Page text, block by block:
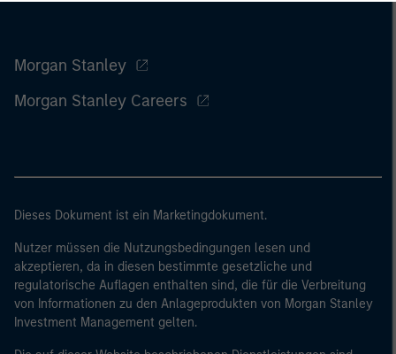
Morgan Stanley
Morgan Stanley Careers
Dieses Dokument ist ein Marketingdokument.
Nutzer müssen die Nutzungsbedingungen lesen und
akzeptieren, da in diesen bestimmte gesetzliche und
regulatorische Auflagen enthalten sind, die für die Verbreitung
von Informationen zu den Anlageprodukten von Morgan Stanley
Investment Management gelten.